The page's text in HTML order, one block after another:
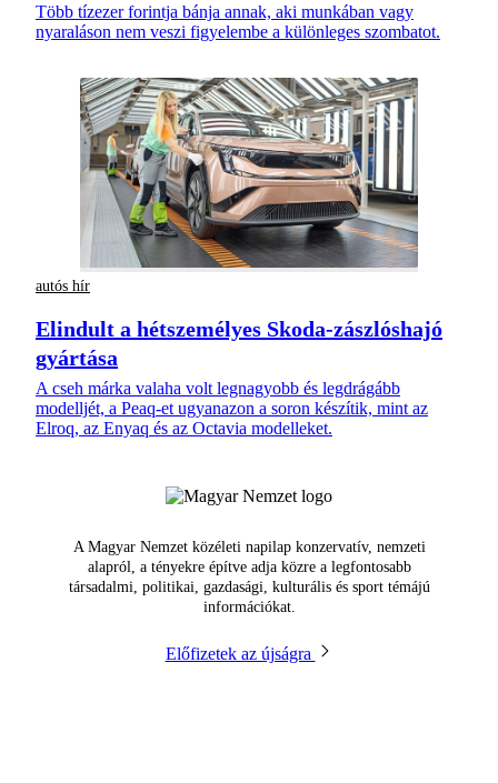
Több tízezer forintja bánja annak, aki munkában vagy
nyaraláson nem veszi figyelembe a különleges szombatot.
autós hír
Elindult a hétszemélyes Skoda-zászlóshajó
gyártása
A cseh márka valaha volt legnagyobb és legdrágább
modelljét, a Peaq-et ugyanazon a soron készítik, mint az
Elroq, az Enyaq és az Octavia modelleket.
A Magyar Nemzet közéleti napilap konzervatív, nemzeti
alapról, a tényekre építve adja közre a legfontosabb
társadalmi, politikai, gazdasági, kulturális és sport témájú
információkat.
Előfizetek az újságra